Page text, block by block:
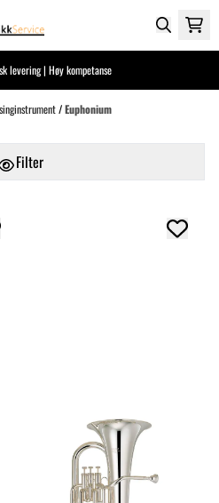
levering | Høy kompetanse
/Euphonium
Filter